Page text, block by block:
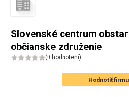
Slovenské centrum
občianske združenie
(0 hodnotení)
Hodnotiť firmu